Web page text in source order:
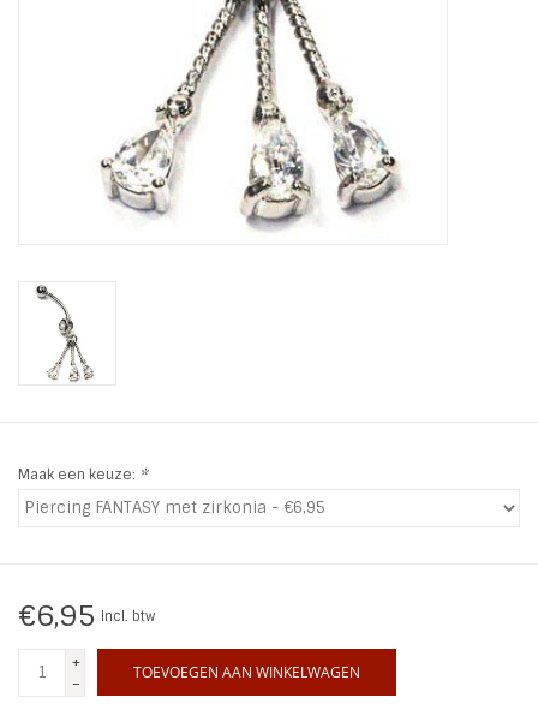
LIFESTYLE PRODUCTEN
SALE
Maak een keuze: *
€6,95 Incl. btw
+
-
TOEVOEGEN AAN WINKELWAGEN